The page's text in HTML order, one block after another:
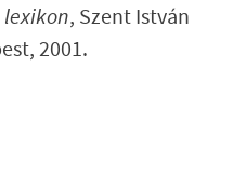
, Szent István
2001.